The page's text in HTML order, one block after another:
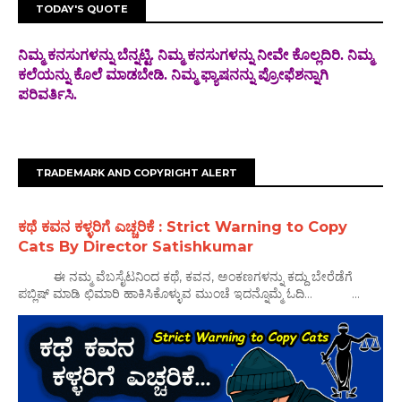
TODAY'S QUOTE
ನಿಮ್ಮ ಕನಸುಗಳನ್ನು ಬೆನ್ನಟ್ಟಿ. ನಿಮ್ಮ ಕನಸುಗಳನ್ನು ನೀವೇ ಕೊಲ್ಲದಿರಿ. ನಿಮ್ಮ
ಕಲೆಯನ್ನು ಕೊಲೆ ಮಾಡಬೇಡಿ. ನಿಮ್ಮ ಫ್ಯಾಷನನ್ನು ಪ್ರೋಫೆಶನ್ನಾಗಿ
ಪರಿವರ್ತಿಸಿ.
TRADEMARK AND COPYRIGHT ALERT
ಕಥೆ ಕವನ ಕಳ್ಳರಿಗೆ ಎಚ್ಚರಿಕೆ : Strict Warning to Copy
Cats By Director Satishkumar
ಈ ನಮ್ಮ ವೆಬಸೈಟನಿಂದ ಕಥೆ, ಕವನ, ಅಂಕಣಗಳನ್ನು ಕದ್ದು ಬೇರೆಡೆಗೆ
ಪಬ್ಲಿಷ್ ಮಾಡಿ ಛಿಮಾರಿ ಹಾಕಿಸಿಕೊಳ್ಳುವ ಮುಂಚೆ ಇದನ್ನೊಮ್ಮೆ ಓದಿ... ...